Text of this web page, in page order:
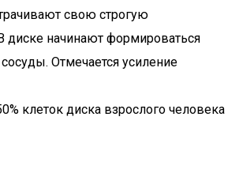
свою строгую
диске начинают формироваться
Отмечается усиление
клеток диска взрослого человека